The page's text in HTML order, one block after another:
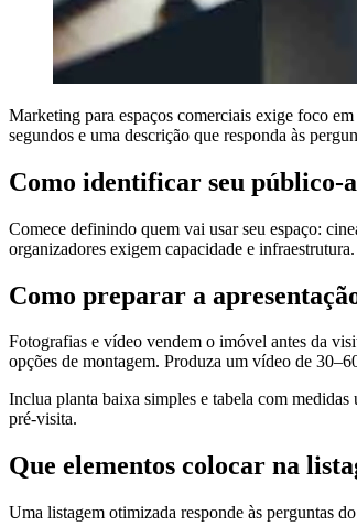
Marketing para espaços comerciais exige foco
segundos e uma descrição que responda às
Como identificar seu público-
Comece definindo quem vai usar seu espaço:
organizadores exigem capacidade e
Como preparar a
Fotografias e vídeo vendem o imóvel antes da
opções de montagem. Produza um vídeo de
Inclua planta baixa simples e tabela com
pré-visita.
Que elementos colocar na
Uma listagem otimizada responde às perguntas